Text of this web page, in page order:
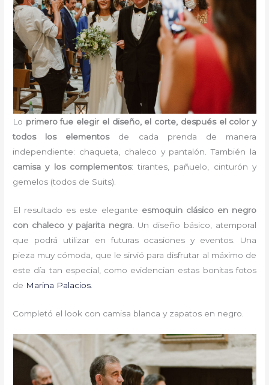
Lo primero fue elegir el diseño, el corte, después el color y
todos los elementos de cada prenda de manera
independiente: chaqueta, chaleco y pantalón. También la
camisa y los complementos: tirantes, pañuelo, cinturón y
gemelos (todos de Suits).
El resultado es este elegante esmoquin clásico en negro
con chaleco y pajarita negra. Un diseño básico, atemporal
que podrá utilizar en futuras ocasiones y eventos. Una
pieza muy cómoda, que le sirvió para disfrutar al máximo de
este día tan especial, como evidencian estas bonitas fotos
de Marina Palacios
Completó el look con camisa blanca y zapatos en negro.